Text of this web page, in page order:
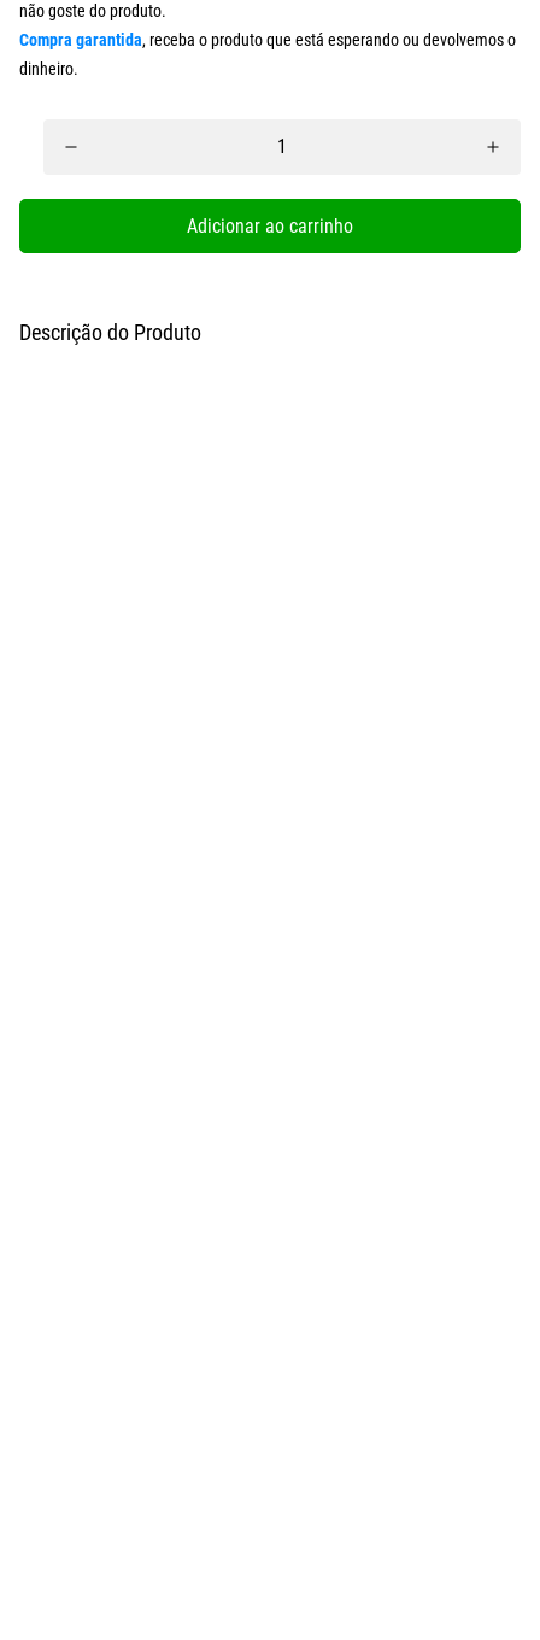
não goste do produto.
Compra garantida, receba o produto que está esperando ou devolvemos o
dinheiro.
Adicionar ao carrinho
Descrição do Produto